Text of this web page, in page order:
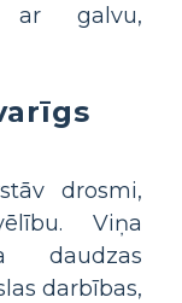
ar galvu,
drosmi,
Viņa
daudzas
darbības,